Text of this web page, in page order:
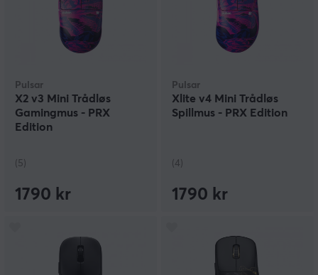
Pulsar
X2 v3 Mini Trådløs
Gamingmus - PRX
Edition
(5)
1790 kr
Pulsar
Xlite v4 Mini Trådløs
Spillmus - PRX Edition
(4)
1790 kr